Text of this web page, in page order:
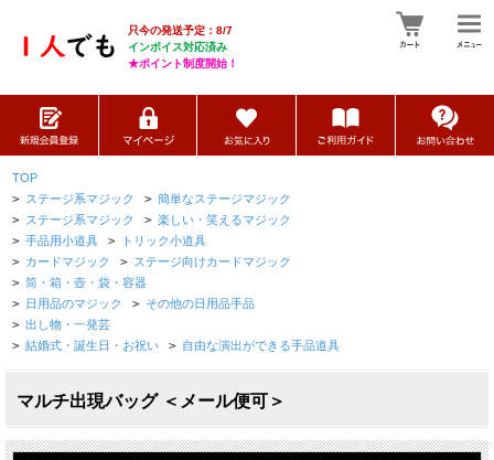
只今の発送予定：8/7
インボイス対応済み
★ポイント制度開始！
TOP
> ステージ系マジック > 簡単なステージマジック
> ステージ系マジック > 楽しい・笑えるマジック
> 手品用小道具 > トリック小道具
> カードマジック > ステージ向けカードマジック
> 筒・箱・壺・袋・容器
> 日用品のマジック > その他の日用品手品
> 出し物・一発芸
> 結婚式・誕生日・お祝い > 自由な演出ができる手品道具
マルチ出現バッグ ＜メール便可＞